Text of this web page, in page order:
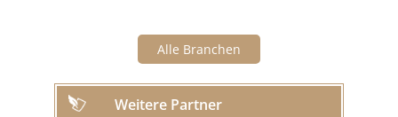
Alle Branchen
Weitere Partner